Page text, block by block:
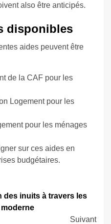
also être anticipés.
disponibles
aides peuvent être
de la CAF pour les
Logement pour les
pour les ménages
sur ces aides en
budgétaires.
des inuits à travers les
Suivant